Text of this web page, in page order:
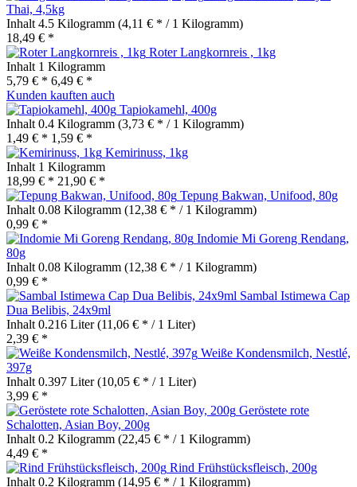
Thai, 4,5kg
Inhalt 4.5 Kilogramm (4,11 € * / 1 Kilogramm)
18,49 € *
Roter Langkornreis , 1kg
Inhalt 1 Kilogramm
5,79 € * 6,49 € *
Kunden kauften auch
Tapiokamehl, 400g
Inhalt 0.4 Kilogramm (3,73 € * / 1 Kilogramm)
1,49 € * 1,59 € *
Kemirinuss, 1kg
Inhalt 1 Kilogramm
18,99 € * 21,90 € *
Tepung Bakwan, Unifood, 80g
Inhalt 0.08 Kilogramm (12,38 € * / 1 Kilogramm)
0,99 € *
Indomie Mi Goreng Rendang,
80g
Inhalt 0.08 Kilogramm (12,38 € * / 1 Kilogramm)
0,99 € *
Sambal Istimewa Cap
Dua Belibis, 24x9ml
Inhalt 0.216 Liter(11,06 € * / 1 Liter)
2,39 € *
Weiße Kondensmilch, Nestlé,
397g
Inhalt 0.397 Liter(10,05 € * / 1 Liter)
3,99 € *
Geröstete rote
Schalotten, Asian Boy, 200g
Inhalt 0.2 Kilogramm (22,45 € * / 1 Kilogramm)
4,49 € *
Rind Frühstücksfleisch, 200g
Inhalt 0.2 Kilogramm (14,95 € * / 1 Kilogramm)